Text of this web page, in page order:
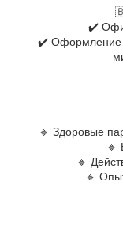
✔️
✔️ Оформление
🔹 Здоровые
🔹
🔹
🔹